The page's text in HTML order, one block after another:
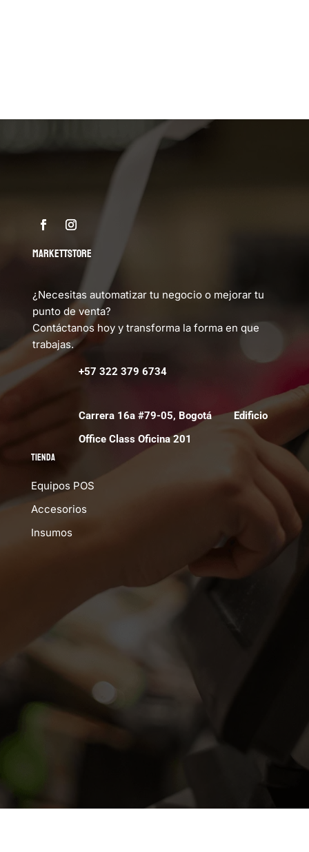
MARKETTSTORE
¿Necesitas automatizar tu negocio o mejorar tu
punto de venta?
Contáctanos hoy y transforma la forma en que
trabajas.
+57 322 379 6734
Carrera 16a #79-05, Bogotá Edificio
Office Class Oficina 201
Tienda
Equipos POS
Accesorios
Insumos